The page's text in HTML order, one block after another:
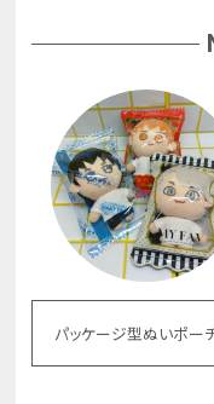
パッケージ型ぬいポー